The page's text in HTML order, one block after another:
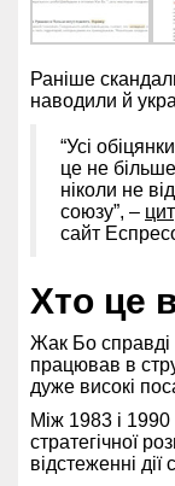
Раніше
наводили й
“Усі
це не
ніколи не
союзу”, –
сайт
Хто це
Жак Бо справді
працював в
дуже високі
Між 1983 і
стратегічної
відстеженні